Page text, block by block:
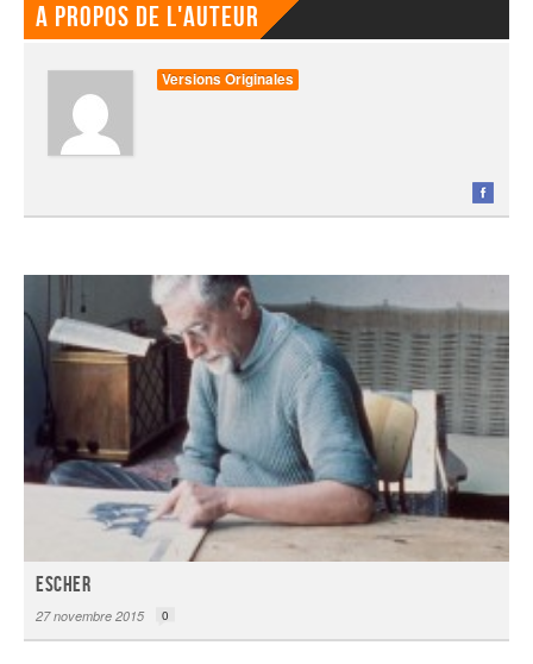
A propos de l'auteur
Versions Originales
Escher
27 novembre 2015 0